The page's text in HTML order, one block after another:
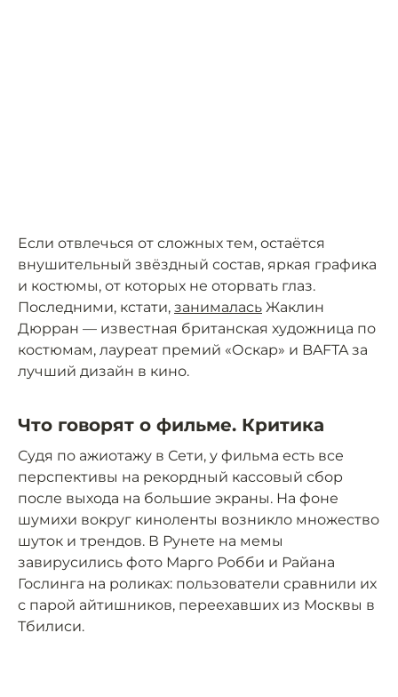
Если отвлечься от сложных тем, остаётся
внушительный звёздный состав, яркая графика
и костюмы, от которых не оторвать глаз.
Последними, кстати, занималась Жаклин
Дюрран — известная британская художница по
костюмам, лауреат премий «Оскар» и BAFTA за
лучший дизайн в кино.
Что говорят о фильме. Критика
Судя по ажиотажу в Сети, у фильма есть все
перспективы на рекордный кассовый сбор
после выхода на большие экраны. На фоне
шумихи вокруг киноленты возникло множество
шуток и трендов. В Рунете на мемы
завирусились фото Марго Робби и Райана
Гослинга на роликах: пользователи сравнили их
с парой айтишников, переехавших из Москвы в
Тбилиси.